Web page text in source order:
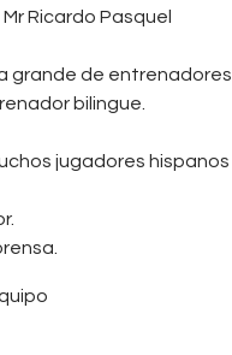
Ricardo Pasquel
grande de entrenadores
bilingue.
jugadores